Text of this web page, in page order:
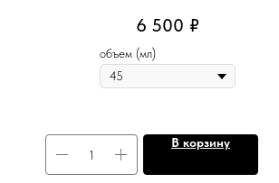
6 500 ₽
объем (мл)
В корзину